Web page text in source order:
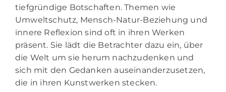
tiefgründige Botschaften. Themen wie
Umweltschutz, Mensch-Natur-Beziehung und
innere Reflexion sind oft in ihren Werken
präsent. Sie lädt die Betrachter dazu ein, über
die Welt um sie herum nachzudenken und
sich mit den Gedanken auseinanderzusetzen,
die in ihren Kunstwerken stecken.